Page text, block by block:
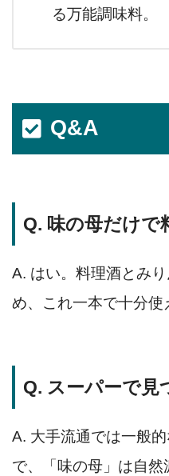
る万能調味料。
Q&A
Q. 味の母だけで
A. はい。料理酒とみ
め、これ一本で十分使
Q. スーパーで見
A. 大手流通では一般
で、「味の母」は自然